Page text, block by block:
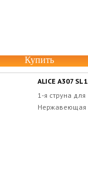
Купить
ALICE A307 SL 1
1-я струна для
Нержавеющая